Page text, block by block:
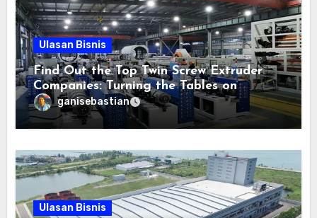
Ulasan Bisnis
Find Out the Top Twin Screw Extruder
Companies: Turning the Tables on
Extruder Engineering
ganisebastian
Ulasan Bisnis